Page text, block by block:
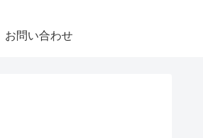
お問い合わせ